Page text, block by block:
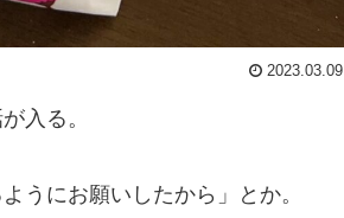
2023.03.09
入る。
うにお願いしたから」とか。